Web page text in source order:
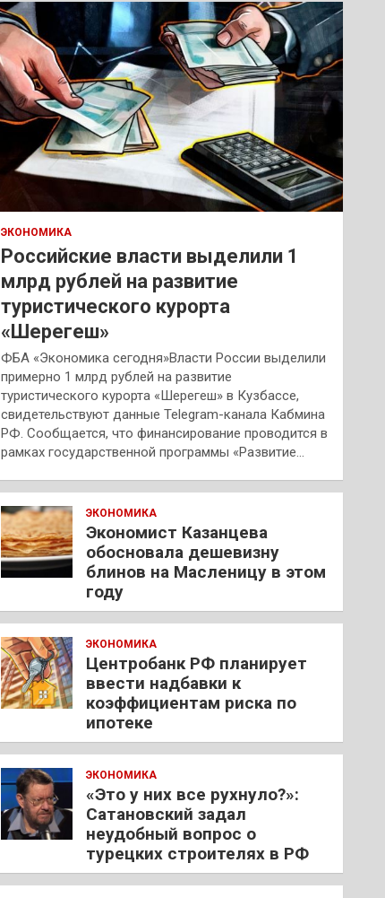
к
ЭКОНОМИКА
Российские власти выделили 1
млрд рублей на развитие
туристического курорта
«Шерегеш»
ФБА «Экономика сегодня»Власти России выделили
примерно 1 млрд рублей на развитие
туристического курорта «Шерегеш» в Кузбассе,
свидетельствуют данные Telegram-канала Кабмина
РФ. Сообщается, что финансирование проводится в
рамках государственной программы «Развитие…
ЭКОНОМИКА
Экономист Казанцева
обосновала дешевизну
блинов на Масленицу в этом
году
ЭКОНОМИКА
Центробанк РФ планирует
ввести надбавки к
коэффициентам риска по
ипотеке
ЭКОНОМИКА
«Это у них все рухнуло?»:
Сатановский задал
неудобный вопрос о
турецких строителях в РФ